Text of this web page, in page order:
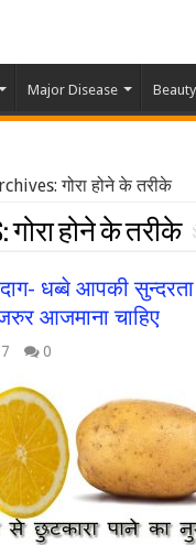
Major Disease Beauty
गोरा होने के तरीके
गोरा होने के तरीके
धब्बे आपकी
आजमाना चाहिए
0